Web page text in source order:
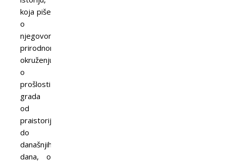
koja piše
o
njegovom
prirodnom
okruženju,
o
prošlosti
grada
od
praistorije
do
današnjih
dana, o